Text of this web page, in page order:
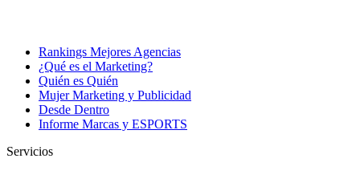
Rankings Mejores Agencias
¿Qué es el Marketing?
Quién es Quién
Mujer Marketing y Publicidad
Desde Dentro
Informe Marcas y ESPORTS
Servicios